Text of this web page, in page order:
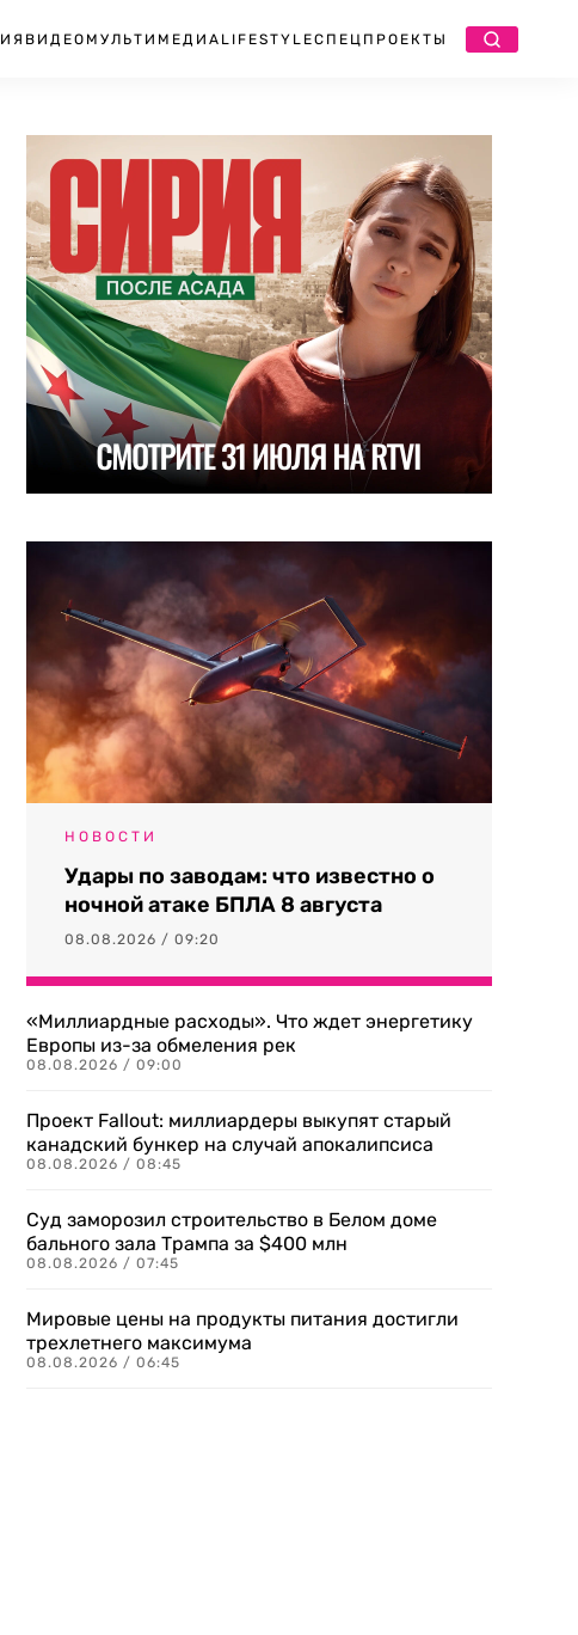
ВИДЕО МУЛЬТИМЕДИА LIFESTYLEСПЕЦПРОЕКТЫ
НОВОСТИ
Удары по заводам: что известно о
ночной атаке БПЛА 8 августа
08.08.2026 / 09:20
«Миллиардные расходы». Что ждет энергетику
Европы из-за обмеления рек
08.08.2026 / 09:00
Проект Fallout: миллиардеры выкупят старый
канадский бункер на случай апокалипсиса
08.08.2026 / 08:45
Суд заморозил строительство в Белом доме
бального зала Трампа за $400 млн
08.08.2026 / 07:45
Мировые цены на продукты питания достигли
трехлетнего максимума
08.08.2026 / 06:45